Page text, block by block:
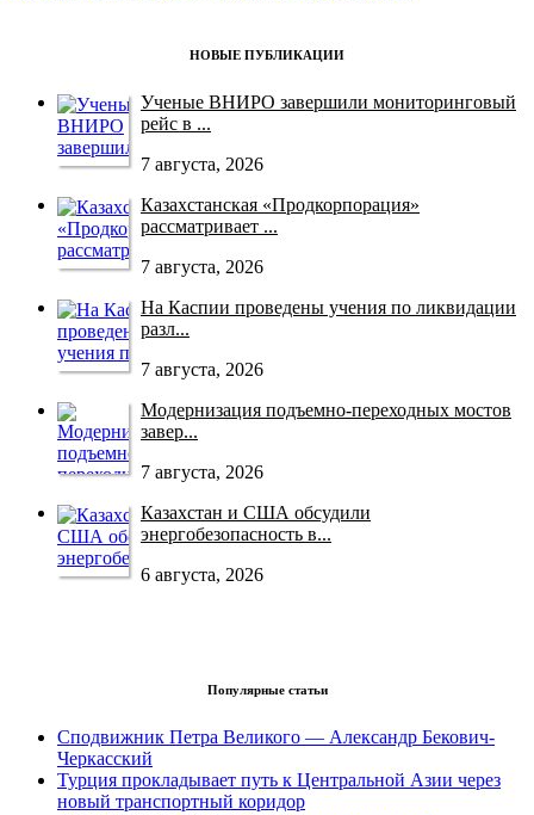
НОВЫЕ ПУБЛИКАЦИИ
Ученые ВНИРО завершили мониторинговый
рейс в ...
7 августа, 2026
Казахстанская «Продкорпорация»
рассматривает ...
7 августа, 2026
На Каспии проведены учения по ликвидации
разл...
7 августа, 2026
Модернизация подъемно-переходных мостов
завер...
7 августа, 2026
Казахстан и США обсудили
энергобезопасность в...
6 августа, 2026
Популярные статьи
Сподвижник Петра Великого — Александр Бекович-
Черкасский
Турция прокладывает путь к Центральной Азии через
новый транспортный коридор